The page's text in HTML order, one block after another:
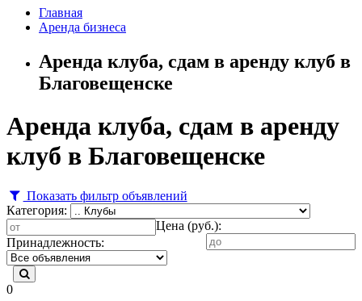
Главная
Аренда бизнеса
Аренда клуба, сдам в аренду клуб в
Благовещенске
Аренда клуба, сдам в аренду
клуб в Благовещенске
Показать фильтр объявлений
Категория:
Цена (руб.):
Принадлежность:
0